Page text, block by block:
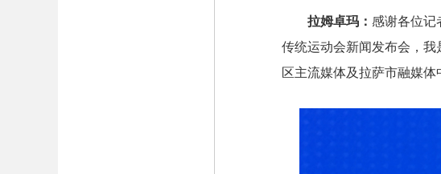
拉姆卓玛：感谢各位记
传统运动会新闻发布会，
区主流媒体及拉萨市融媒体